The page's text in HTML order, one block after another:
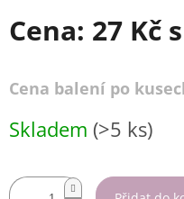
Cena: 27 Kč
Cena balení po
cena:
Skladem (>5 ks)